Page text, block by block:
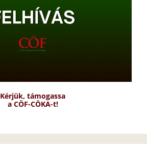
Kérjük, támogassa
a CÖF-CÖKA-t!